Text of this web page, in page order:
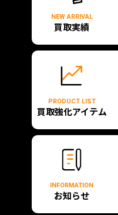
NEW ARRIVAL
買取実績
PRODUCT LIST
買取強化アイテム
INFORMATION
お知らせ